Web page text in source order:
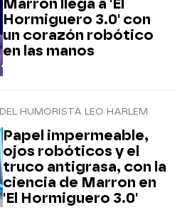
Marron llega a 'El
Hormiguero 3.0' con
un corazón robótico
en las manos
HUMORISTA LEO HARLEM
Papel impermeable,
ojos robóticos y el
truco antigrasa, con la
ciencia de Marron en
'El Hormiguero 3.0'